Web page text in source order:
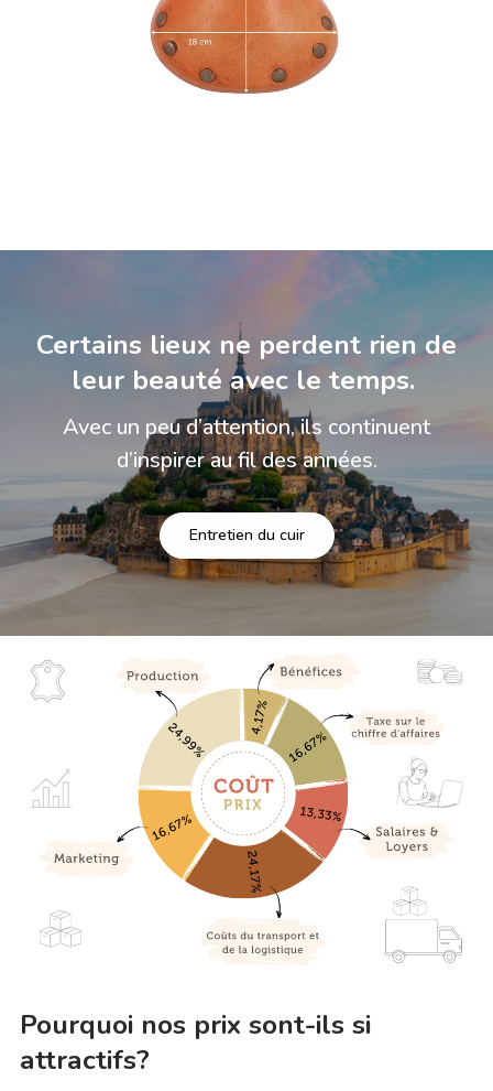
Certains lieux ne perdent rien de
leur beauté avec le temps.
Avec un peu d’attention, ils continuent
d’inspirer au fil des années.
Entretien du cuir
Pourquoi nos prix sont-ils si
attractifs?